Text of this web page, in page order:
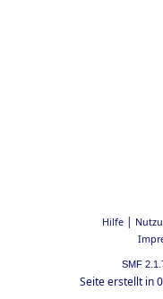
Hilfe|
SMF
Seite erstellt in